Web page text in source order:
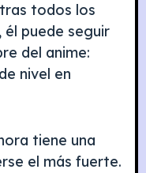
todos los
puede seguir
del anime:
nivel en
tiene una
el más fuerte.